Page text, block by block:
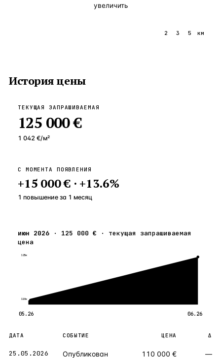
увеличить
2 3 5 км
История цены
ТЕКУЩАЯ ЗАПРАШИВАЕМАЯ
125 000 €
1 042 €/м²
С МОМЕНТА ПОЯВЛЕНИЯ
+15 000 €· +13.6%
1 повышение за 1 месяц
июн 2026 · 125 000 € · текущая запрашиваемая
цена
125к
110к
05.26 06.26
ДАТА СОБЫТИЕ ЦЕНА Δ
25.05.2026 Опубликован 110 000 € —